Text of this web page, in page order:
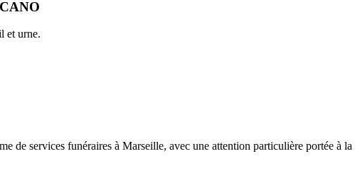
et urne.
de services funéraires à Marseille, avec une attention particulière portée à la